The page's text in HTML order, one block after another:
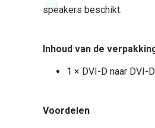
speakers beschikt.
Inhoud van de
1 × DVI-D naar DVI-
Voordelen